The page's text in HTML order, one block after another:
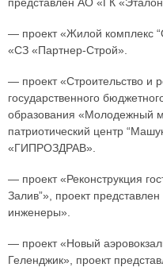
— проект «Жилой комплекс
«СЗ «Партнер-Строй».
— проект «Строительство и
государственного
образования «Молодежный
патриотический центр
«ГИПРОЗДРАВ».
— проект «Реконструкция
Залив”», проект
инженеры».
— проект «Новый
Геленджик», проект